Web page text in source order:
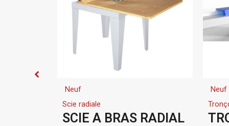
RADIAL
Tronçonneuse
TRONÇONNEUSE